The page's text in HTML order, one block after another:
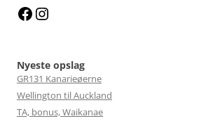
Facebook
Nyeste opslag
GR131 Kanarieøerne
Wellington til Auckland
TA, bonus, Waikanae